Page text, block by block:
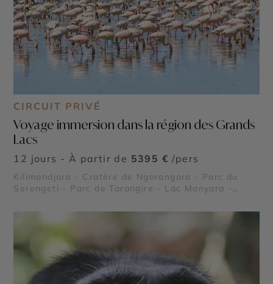
CIRCUIT PRIVÉ
Voyage immersion dans la région des Grands
Lacs
12 jours - À partir de 5395 € /pers
Kilimandjaro - Cratère de Ngorongoro - Parc du
Serengeti - Parc de Tarangire - Lac Manyara -